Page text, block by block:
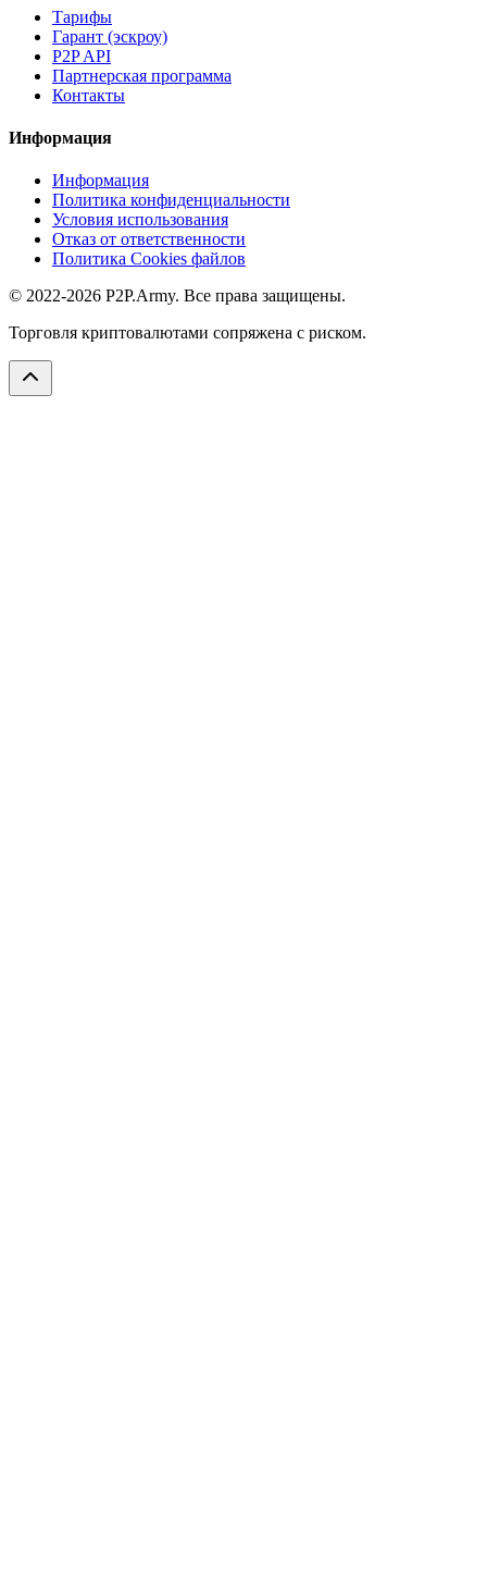
Тарифы
Гарант (эскроу)
P2P API
Партнерская программа
Контакты
Информация
Информация
Политика конфиденциальности
Условия использования
Отказ от ответственности
Политика Cookies файлов
© 2022-2026 P2P.Army. Все права защищены.
Торговля криптовалютами сопряжена с риском.